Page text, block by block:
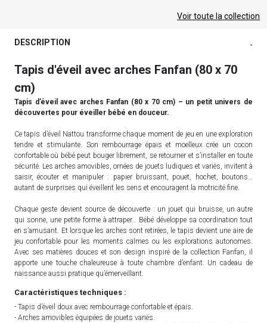
Voir toute la collection
DESCRIPTION -
Tapis d'éveil avec arches Fanfan (80 x 70
cm)
Tapis d’éveil avec arches Fanfan (80 x 70 cm) – un petit univers de
découvertes pour éveiller bébé en douceur.
Ce tapis d’éveil Nattou transforme chaque moment de jeu en une exploration
tendre et stimulante. Son rembourrage épais et moelleux crée un cocon
confortable où bébé peut bouger librement, se retourner et s’installer en toute
sécurité. Les arches amovibles, ornées de jouets ludiques et variés, invitent à
saisir, écouter et manipuler : papier bruissant, pouet, hochet, boutons…
autant de surprises qui éveillent les sens et encouragent la motricité fine.
Chaque geste devient source de découverte : un jouet qui bruisse, un autre
qui sonne, une petite forme à attraper… Bébé développe sa coordination tout
en s’amusant. Et lorsque les arches sont retirées, le tapis devient une aire de
jeu confortable pour les moments calmes ou les explorations autonomes.
Avec ses matières douces et son design inspiré de la collection Fanfan, il
apporte une touche chaleureuse à toute chambre d’enfant. Un cadeau de
naissance aussi pratique qu’émerveillant.
Caractéristiques techniques :
- Tapis d’éveil doux avec rembourrage confortable et épais.
- Arches amovibles équipées de jouets variés.